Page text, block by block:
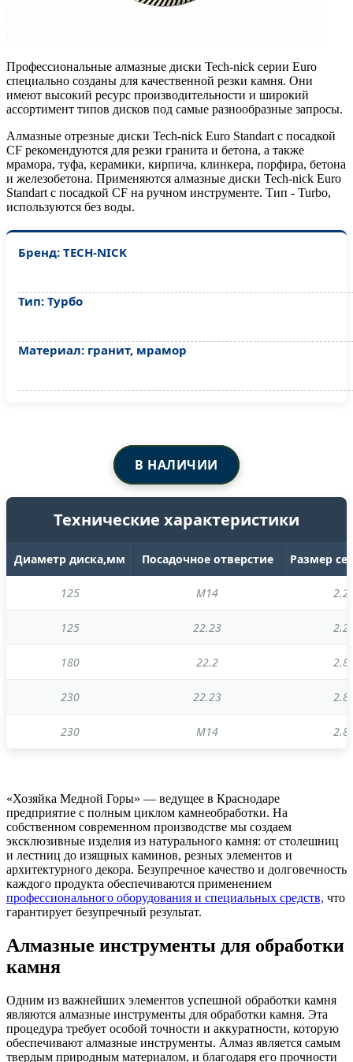
Профессиональные алмазные диски Tech-nick серии Euro
специально созданы для качественной резки камня. Они
имеют высокий ресурс производительности и широкий
ассортимент типов дисков под самые разнообразные запросы.
Алмазные отрезные диски Tech-nick Euro Standart c посадкой
CF рекомендуются для резки гранита и бетона, а также
мрамора, туфа, керамики, кирпича, клинкера, порфира, бетона
и железобетона. Применяются алмазные диски Tech-nick Euro
Standart c посадкой CF на ручном инструменте. Тип - Turbo,
используются без воды.
Бренд: TECH-NICK
Тип: Турбо
Материал: гранит, мрамор
В НАЛИЧИИ
Технические характеристики
Диаметр диска,мм Посадочное отверстие Размер
125 М14 2.2
125 22.23 2.2
180 22.2 2.8
230 22.23 2.8
230 М14 2.8
«Хозяйка Медной Горы» — ведущее в Краснодаре
предприятие с полным циклом камнеобработки. На
собственном современном производстве мы создаем
эксклюзивные изделия из натурального камня: от столешниц
и лестниц до изящных каминов, резных элементов и
архитектурного декора. Безупречное качество и долговечность
каждого продукта обеспечиваются применением
профессионального оборудования и специальных средств, что
гарантирует безупречный результат.
Алмазные инструменты для обработки
камня
Одним из важнейших элементов успешной обработки камня
являются алмазные инструменты для обработки камня. Эта
процедура требует особой точности и аккуратности, которую
обеспечивают алмазные инструменты. Алмаз является самым
твердым природным материалом, и благодаря его прочности